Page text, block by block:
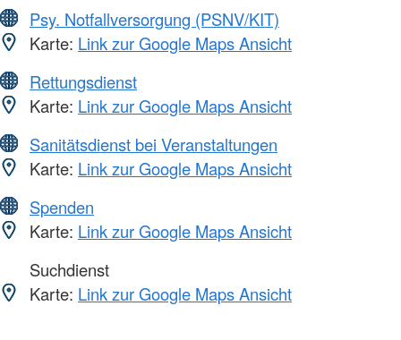
Psy. Notfallversorgung (PSNV/KIT)
Karte: Link zur Google Maps Ansicht
Rettungsdienst
Karte: Link zur Google Maps Ansicht
Sanitätsdienst bei Veranstaltungen
Karte: Link zur Google Maps Ansicht
Spenden
Karte: Link zur Google Maps Ansicht
Suchdienst
Karte: Link zur Google Maps Ansicht